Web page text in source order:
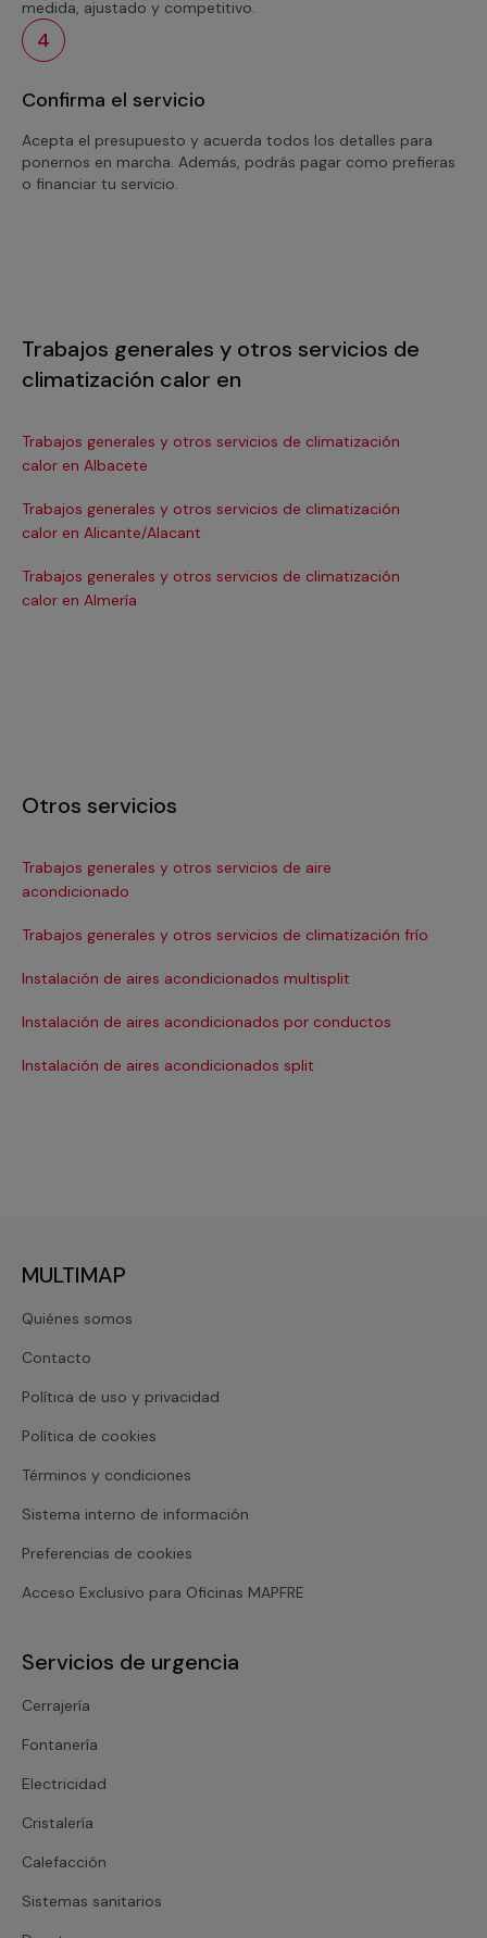
medida, ajustado y competitivo.
4
Confirma el servicio
Acepta el presupuesto y acuerda todos los detalles para
ponernos en marcha. Además, podrás pagar como prefieras
o financiar tu servicio.
Trabajos generales y otros servicios de
climatización calor en
Trabajos generales y otros servicios de climatización
calor en Albacete
Trabajos generales y otros servicios de climatización
calor en Alicante/Alacant
Trabajos generales y otros servicios de climatización
calor en Almería
Otros servicios
Trabajos generales y otros servicios de aire
acondicionado
Trabajos generales y otros servicios de climatización frío
Instalación de aires acondicionados multisplit
Instalación de aires acondicionados por conductos
Instalación de aires acondicionados split
MULTIMAP
Quiénes somos
Contacto
Política de uso y privacidad
Política de cookies
Términos y condiciones
Sistema interno de información
Preferencias de cookies
Acceso Exclusivo para Oficinas MAPFRE
Servicios de urgencia
Cerrajería
Fontanería
Electricidad
Cristalería
Calefacción
Sistemas sanitarios